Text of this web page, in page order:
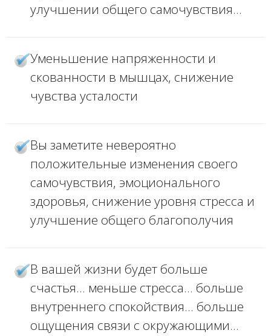
улучшении общего самочувствия…
Уменьшение напряженности и
скованности в мышцах, снижение
чувства усталости
Вы заметите невероятно
положительные изменения своего
самочувствия, эмоционального
здоровья, снижение уровня стресса и
улучшение общего благополучия
В вашей жизни будет больше
счастья... меньше стресса... больше
внутреннего спокойствия... больше
ощущения связи с окружающими...